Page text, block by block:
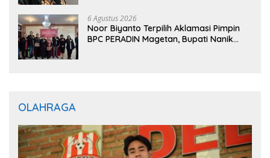
6 Agustus 2026
Noor Biyanto Terpilih Aklamasi Pimpin
BPC PERADIN Magetan, Bupati Nanik
OLAHRAGA